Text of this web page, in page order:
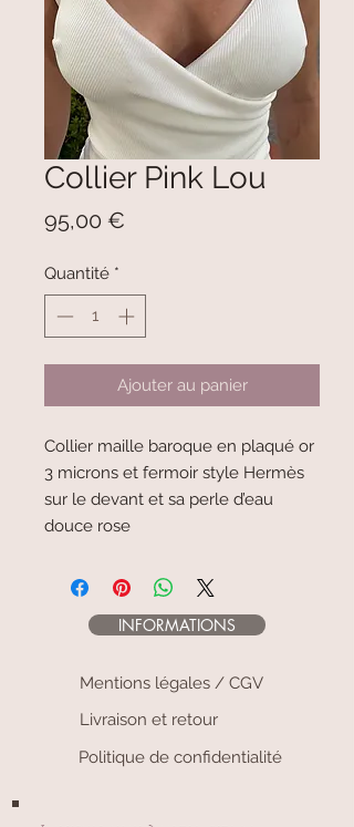
Collier Pink Lou
95,00 €
Quantité *
Ajouter au panier
Collier maille baroque en plaqué or
3 microns et fermoir style Hermès
sur le devant et sa perle d’eau
douce rose
INFORMATIONS
Mentions légales / CGV
Livraison et retour
Politique de confidentialité